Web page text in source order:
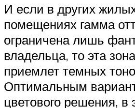
И если в других
помещениях гамма
ограничена лишь
владельца, то эта
приемлет темных
Оптимальным
цветового решения, в